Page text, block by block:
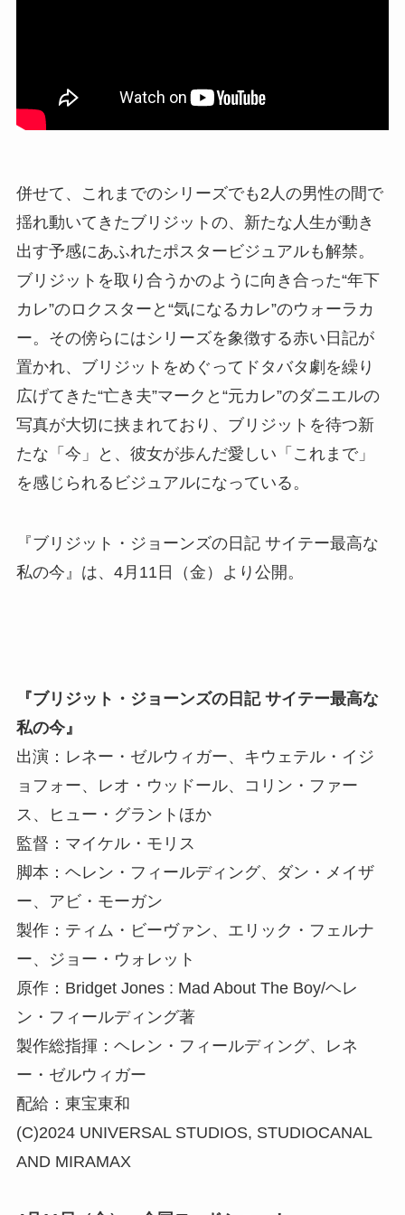
併せて、これまでのシリーズでも2人の男性の間で
揺れ動いてきたブリジットの、新たな人生が動き
出す予感にあふれたポスタービジュアルも解禁。
ブリジットを取り合うかのように向き合った“年下
カレ”のロクスターと“気になるカレ”のウォーラカ
ー。その傍らにはシリーズを象徴する赤い日記が
置かれ、ブリジットをめぐってドタバタ劇を繰り
広げてきた“亡き夫”マークと“元カレ”のダニエルの
写真が大切に挟まれており、ブリジットを待つ新
たな「今」と、彼女が歩んだ愛しい「これまで」
を感じられるビジュアルになっている。
『ブリジット・ジョーンズの日記 サイテー最高な
私の今』は、4月11日（金）より公開。
『ブリジット・ジョーンズの日記 サイテー最高な
私の今』
出演：レネー・ゼルウィガー、キウェテル・イジ
ョフォー、レオ・ウッドール、コリン・ファー
ス、ヒュー・グラントほか
監督：マイケル・モリス
脚本：ヘレン・フィールディング、ダン・メイザ
ー、アビ・モーガン
製作：ティム・ビーヴァン、エリック・フェルナ
ー、ジョー・ウォレット
原作：Bridget Jones : Mad About The Boy/ヘレ
ン・フィールディング著
製作総指揮：ヘレン・フィールディング、レネ
ー・ゼルウィガー
配給：東宝東和
(C)2024 UNIVERSAL STUDIOS, STUDIOCANAL
AND MIRAMAX